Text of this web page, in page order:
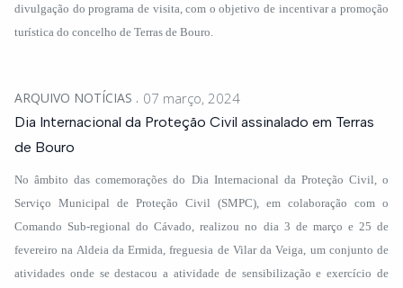
divulgação do programa de visita, com o objetivo de incentivar a promoção
turística do concelho de Terras de Bouro.
ARQUIVO NOTÍCIAS 07 março, 2024
Dia Internacional da Proteção Civil assinalado em Terras
de Bouro
No âmbito das comemorações do Dia Internacional da Proteção Civil, o
Serviço Municipal de Proteção Civil (SMPC), em colaboração com o
Comando Sub-regional do Cávado, realizou no dia 3 de março e 25 de
fevereiro na Aldeia da Ermida, freguesia de Vilar da Veiga, um conjunto de
atividades onde se destacou a atividade de sensibilização e exercício de